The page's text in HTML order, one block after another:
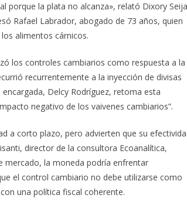
porque la plata no alcanza», relató Dixory
Rafael Labrador, abogado de 73 años, quien
alimentos cárnicos.
los controles cambiarios como respuesta a la
recurrentemente a la inyección de divisas
Delcy Rodríguez, retoma esta
negativo de los vaivenes cambiarios”.
a corto plazo, pero advierten que su
director de la consultora Ecoanalítica,
mercado, la moneda podría enfrentar
el control cambiario no debe utilizarse como
una política fiscal coherente.